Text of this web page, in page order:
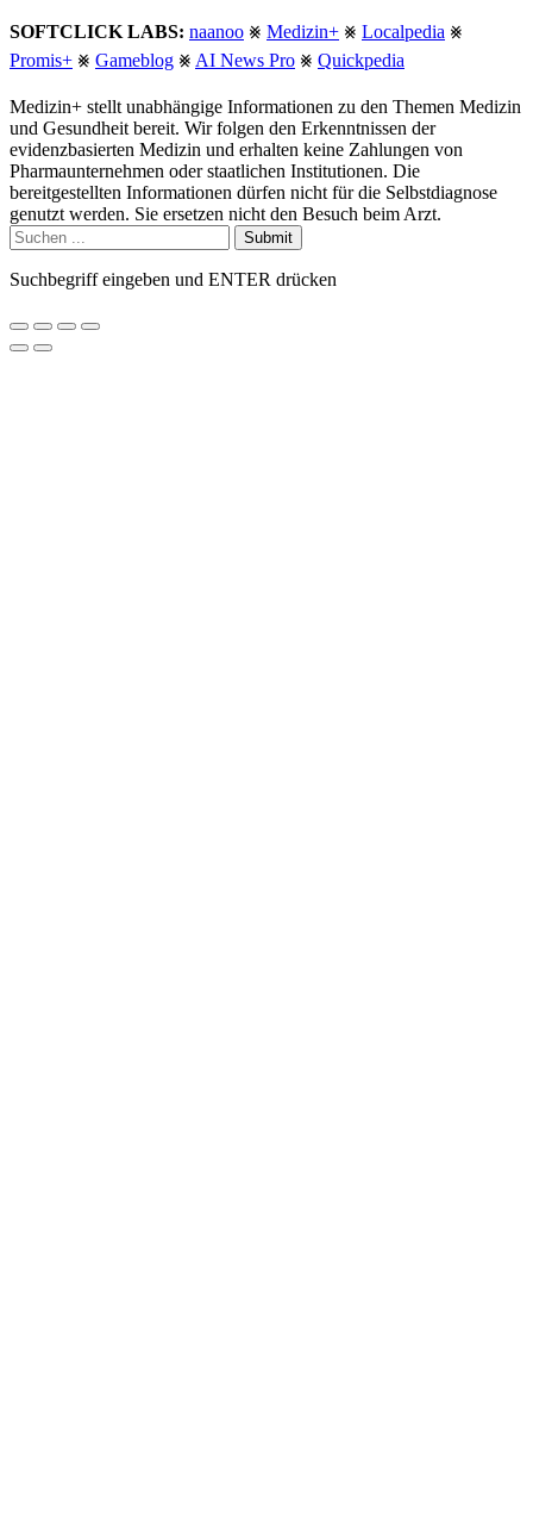
SOFTCLICK LABS: naanoo ⨳ Medizin+ ⨳ Localpedia ⨳
Promis+ ⨳ Gameblog ⨳ AI News Pro ⨳ Quickpedia
Medizin+ stellt unabhängige Informationen zu den Themen Medizin
und Gesundheit bereit. Wir folgen den Erkenntnissen der
evidenzbasierten Medizin und erhalten keine Zahlungen von
Pharmaunternehmen oder staatlichen Institutionen. Die
bereitgestellten Informationen dürfen nicht für die Selbstdiagnose
genutzt werden. Sie ersetzen nicht den Besuch beim Arzt.
Submit
Suchbegriff eingeben und ENTER drücken